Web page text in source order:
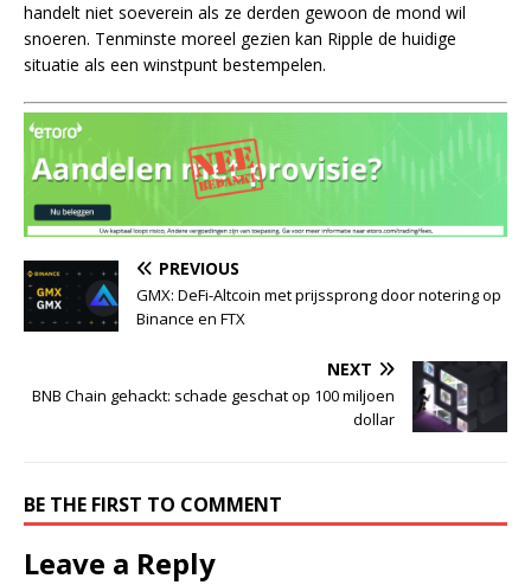
handelt niet soeverein als ze derden gewoon de mond wil
snoeren. Tenminste moreel gezien kan Ripple de huidige
situatie als een winstpunt bestempelen.
PREVIOUS
GMX: DeFi-Altcoin met prijssprong door notering op
Binance en FTX
NEXT
BNB Chain gehackt: schade geschat op 100 miljoen
dollar
BE THE FIRST TO COMMENT
Leave a Reply